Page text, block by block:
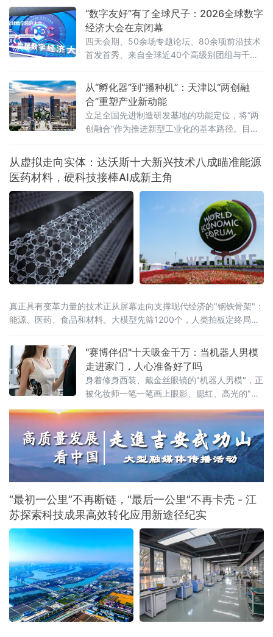
质展露无遗。产业规模
“数字友好”有了全球尺子：2026全球数字
经济大会在京闭幕
四天会期、50余场专题论坛、80余项前沿技术
首发首秀、来自全球近40个高级别团组与千余
数字盛宴的规模与热度。“数字友好”从理念走向
标尺大会最具里程碑意义的一幕，发生在7月2
日下午的主论坛“数字友好城市建设全球对
从“孵化器”到“播种机”：天津以“两创融
合”重塑产业新动能
立足全国先进制造研发基地的功能定位，将“两
创融合”作为推进新型工业化的基本路径。目
30%以上。
从虚拟走向实体：达沃斯十大新兴技术八成瞄准能源
医药材料，硬科技接棒AI成新主角
真正具有变革力量的技术正从屏幕走向支撑现代经济的"钢铁骨架"：
能源、医药、食品和材料。大模型先筛1200个，人类拍板定终局这
"赛博伴侣"十天吸金千万：当机器人男模
走进家门，人心准备好了吗
身着修身西装、戴金丝眼镜的"机器人男模"，正
被化妆师一笔一笔画上眼影、腮红、高光的"赛
再工厂巡检，而是直接杀入情感陪伴赛道，一
场关于技术边界与社会心理的深层碰撞，已然
发生。优必选旗下消费级人形机器人品牌"优世
界"首款产品U1系列，自6月2日开启预售以来仅
10天，已收获近4000台预订订单，定金总额突
“最初一公里”不再断链，“最后一公里”不再卡壳 - 江
苏探索科技成果高效转化应用新途径纪实